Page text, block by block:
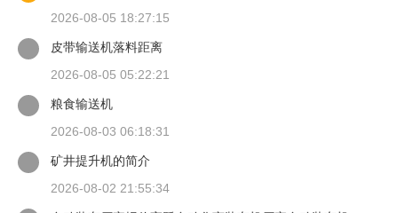
2026-08-05 18:27:15
皮带输送机落料距离
2026-08-05 05:22:21
粮食输送机
2026-08-03 06:18:31
矿井提升机的简介
2026-08-02 21:55:34